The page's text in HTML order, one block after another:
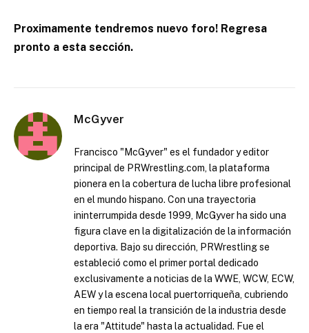
Proximamente tendremos nuevo foro! Regresa
pronto a esta sección.
McGyver
Francisco "McGyver" es el fundador y editor
principal de PRWrestling.com, la plataforma
pionera en la cobertura de lucha libre profesional
en el mundo hispano. Con una trayectoria
ininterrumpida desde 1999, McGyver ha sido una
figura clave en la digitalización de la información
deportiva. Bajo su dirección, PRWrestling se
estableció como el primer portal dedicado
exclusivamente a noticias de la WWE, WCW, ECW,
AEW y la escena local puertorriqueña, cubriendo
en tiempo real la transición de la industria desde
la era "Attitude" hasta la actualidad. Fue el